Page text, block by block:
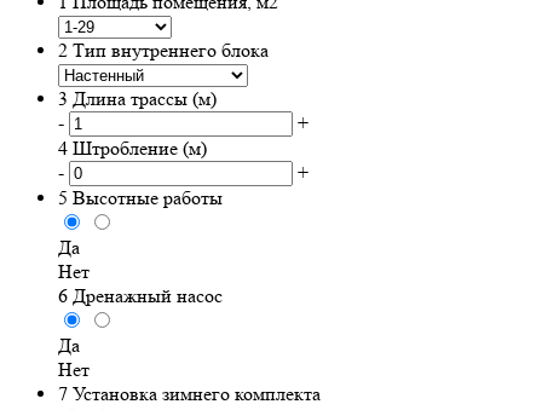
2 Тип внутреннего блока
3 Длина трассы (м)
-
+
4 Штробление (м)
-
+
5 Высотные работы
Да
Нет
6 Дренажный насос
Да
Нет
7 Установка зимнего комплекта